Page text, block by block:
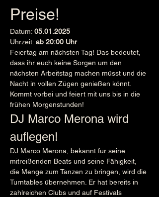
Preise!
Datum: 05.01.2025
Uhrzeit: ab 20:00 Uhr
Feiertag am nächsten Tag! Das bedeutet,
dass ihr euch keine Sorgen um den
nächsten Arbeitstag machen müsst und die
Nacht in vollen Zügen genießen könnt.
Kommt vorbei und feiert mit uns bis in die
frühen Morgenstunden!
DJ Marco Merona wird
auflegen!
DJ Marco Merona, bekannt für seine
mitreißenden Beats und seine Fähigkeit,
die Menge zum Tanzen zu bringen, wird die
Turntables übernehmen. Er hat bereits in
zahlreichen Clubs und auf Festivals